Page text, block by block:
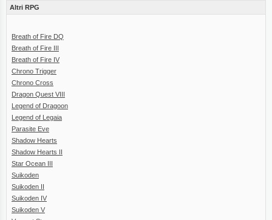
Altri RPG
Breath of Fire DQ
Breath of Fire III
Breath of Fire IV
Chrono Trigger
Chrono Cross
Dragon Quest VIII
Legend of Dragoon
Legend of Legaia
Parasite Eve
Shadow Hearts
Shadow Hearts II
Star Ocean III
Suikoden
Suikoden II
Suikoden IV
Suikoden V